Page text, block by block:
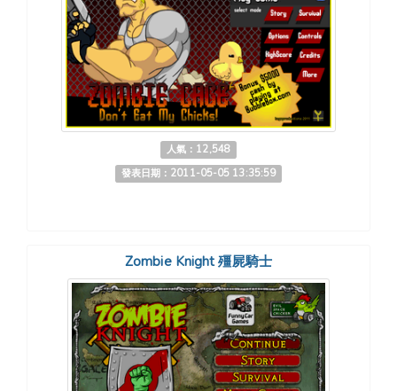
人氣：12,548
發表日期：2011-05-05 13:35:59
Zombie Knight 殭屍騎士